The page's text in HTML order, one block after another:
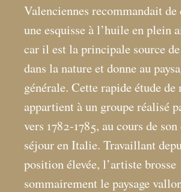
Valenciennes recommandait
une esquisse à l’huile en plein
car il est la principale source
dans la nature et donne au
générale. Cette rapide étude de
appartient à un groupe réalisé
vers 1782-1785, au cours de
séjour en Italie. Travaillant
position élevée, l’artiste brosse
sommairement le paysage